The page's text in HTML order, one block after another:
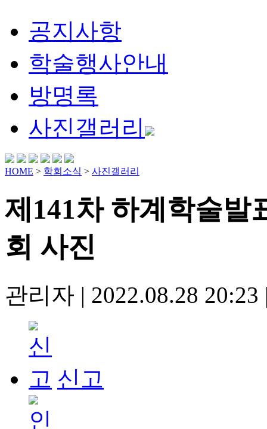
공지사항
학술행사안내
방명록
사진갤러리
HOME > 학회소식 > 사진갤러리
제141차 하계학술발
회 사진
관리자 | 2022.08.28 20:23
신고